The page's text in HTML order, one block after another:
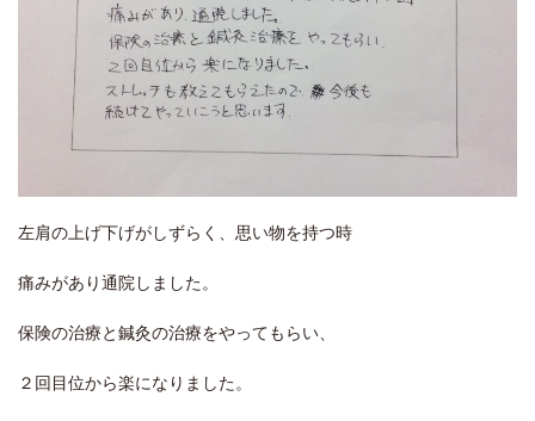
左肩の上げ下げがしずらく、思い物を持つ時
痛みがあり通院しました。
保険の治療と鍼灸の治療をやってもらい、
２回目位から楽になりました。